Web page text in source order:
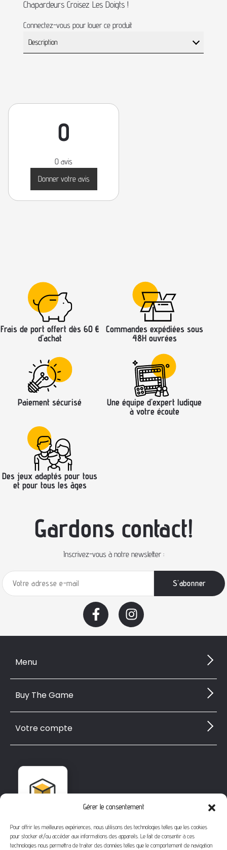
Gérer le consentement
Pour offrir les meilleures expériences, nous utilisons des technologies telles que les cookies
pour stocker et/ou accéder aux informations des appareils. Le fait de consentir à ces
technologies nous permettra de traiter des données telles que le comportement de navigation
Chapardeurs Croisez Les Doigts !
Connectez-vous pour louer ce produit
Description
0
0 avis
Donner votre avis
Frais de port offert dès 60 €
d’achat
Commandes expédiées sous
48H ouvrées
Paiement sécurisé
Une équipe d’expert ludique
à votre écoute
Des jeux adaptés pour tous
et pour tous les âges
Gardons contact!
Inscrivez-vous à notre newsletter :
Menu
Buy The Game
Votre compte